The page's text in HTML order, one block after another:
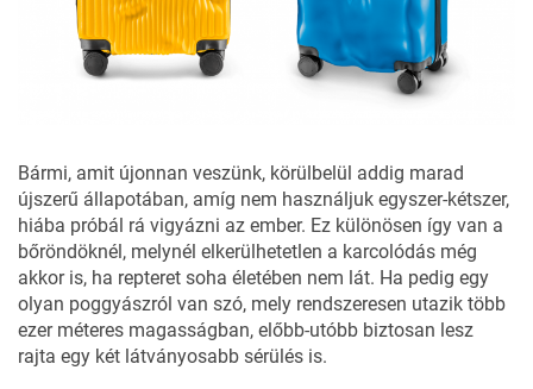
Bármi, amit újonnan veszünk, körülbelül addig marad
újszerű állapotában, amíg nem használjuk egyszer-kétszer,
hiába próbál rá vigyázni az ember. Ez különösen így van a
bőröndöknél, melynél elkerülhetetlen a karcolódás még
akkor is, ha repteret soha életében nem lát. Ha pedig egy
olyan poggyászról van szó, mely rendszeresen utazik több
ezer méteres magasságban, előbb-utóbb biztosan lesz
rajta egy két látványosabb sérülés is.